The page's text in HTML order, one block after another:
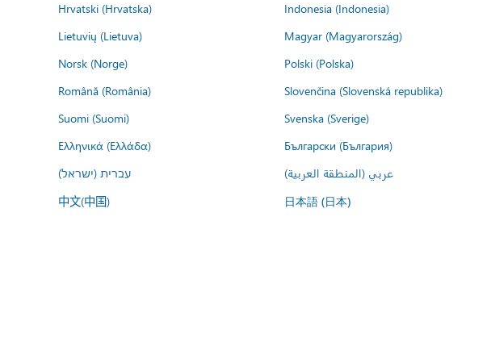
Hrvatski (Hrvatska)
Indonesia (Indonesia)
Lietuvių (Lietuva)
Magyar (Magyarország)
Norsk (Norge)
Polski (Polska)
Română (România)
Slovenčina (Slovenská republika)
Suomi (Suomi)
Svenska (Sverige)
Ελληνικά (Ελλάδα)
Български (България)
עברית (ישראל)
عربي (المنطقة العربية)
中文(中国) 日本語 (日本)